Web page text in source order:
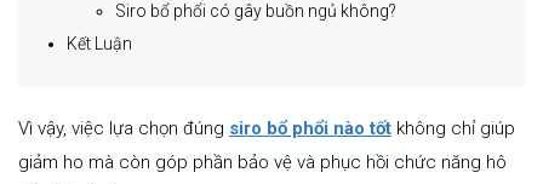
Siro bổ phổi có gây buồn ngủ không?
Kết Luận
Vì vậy, việc lựa chọn đúng siro bổ phổi nào tốt không chỉ giúp
giảm ho mà còn góp phần bảo vệ và phục hồi chức năng hô